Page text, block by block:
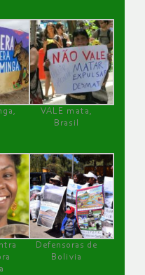
VALE mata,
Brasil
Defensoras de
Bolivia